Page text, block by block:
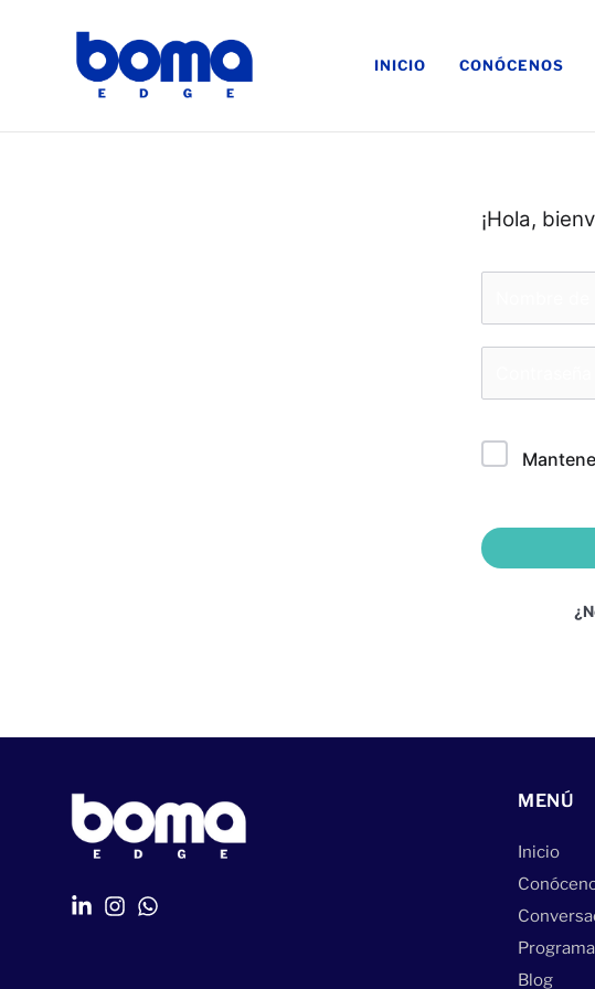
INICIO CONÓCENOS
¡Hola,
MENÚ
Inicio
Blog